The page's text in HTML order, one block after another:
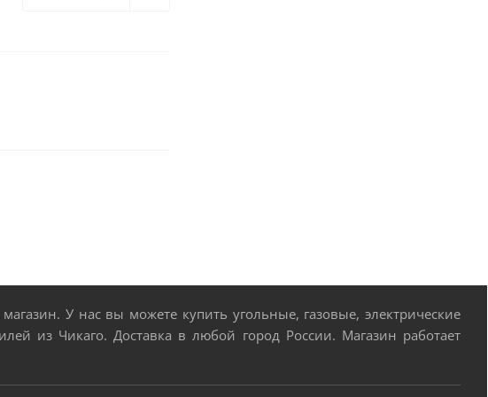
У нас вы можете купить угольные, газовые, электрические
из Чикаго. Доставка в любой город России. Магазин работает